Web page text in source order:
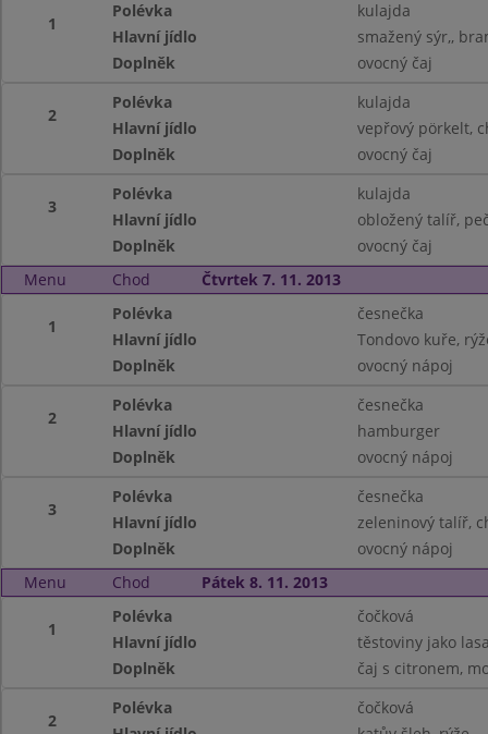
1
Polévka
kulajda
Hlavní jídlo
smažený sýr,,
Doplněk
ovocný čaj
2
Polévka
kulajda
Hlavní jídlo
vepřový pörkelt,
Doplněk
ovocný čaj
3
Polévka
kulajda
Hlavní jídlo
obložený talíř,
Doplněk
ovocný čaj
Menu
Chod Čtvrtek 7. 11. 2013
1
Polévka
česnečka
Hlavní jídlo
Tondovo kuře,
Doplněk
ovocný nápoj
2
Polévka
česnečka
Hlavní jídlo
hamburger
Doplněk
ovocný nápoj
3
Polévka
česnečka
Hlavní jídlo
zeleninový talíř,
Doplněk
ovocný nápoj
Menu
Chod Pátek 8. 11. 2013
1
Polévka
čočková
Hlavní jídlo
těstoviny jako
Doplněk
čaj s citronem,
2
Polévka
čočková